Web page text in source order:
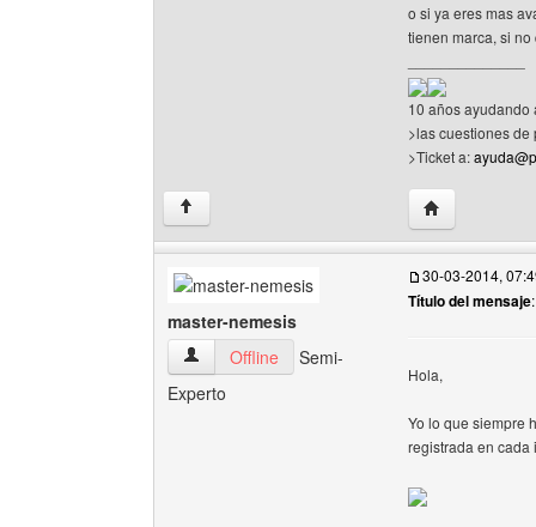
o si ya eres mas
tienen marca, si
10 años ayudando
>las cuestiones
>Ticket a:
↑ Visitar sitio
master-nemesis
master-nemesis Ver perfil del usuario
Offline
Semi-
Experto
30-03-2014,
Título del mensaje:
Hola,
Yo lo que siempre
registrada en cada